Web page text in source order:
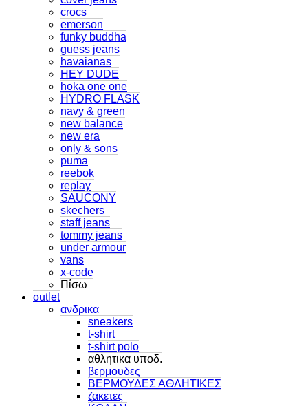
crocs
emerson
funky buddha
guess jeans
havaianas
HEY DUDE
hoka one one
HYDRO FLASK
navy & green
new balance
new era
only & sons
puma
reebok
replay
SAUCONY
skechers
staff jeans
tommy jeans
under armour
vans
x-code
Πίσω
outlet
ανδρικα
sneakers
t-shirt
t-shirt polo
αθλητικα υποδ.
βερμουδες
ΒΕΡΜΟΥΔΕΣ ΑΘΛΗΤΙΚΕΣ
ζακετες